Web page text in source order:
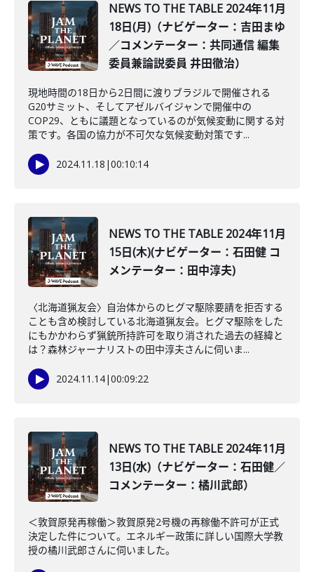
NEWS TO THE TABLE 2024年11月
18日(月)（ナビゲーター：吉田まゆ
／コメンテーター：共同通信 編集
委員兼論説委員 井田徹治）
現地時間の18日から2日間に渡りブラジルで開催される
G20サミット、そしてアゼルバイジャンで開催中の
COP29、ともに議題となっているのが気候変動に関する対
策です。各国の協力が不可欠な気候変動対策です...
2024.11.18 |00:10:14
NEWS TO THE TABLE 2024年11月
15日(木)(ナビゲーター：石田健 コ
メンテーター：田中淳夫)
〈北海道猟友会〉自治体からのヒグマ駆除要請を拒否する
ことも含め検討している北海道猟友会。ヒグマ駆除をした
にもかかわらず猟銃所持許可を取り消された過去の経緯と
は？森林ジャーナリストの田中淳夫さんに伺いま...
2024.11.14|00:09:22
NEWS TO THE TABLE 2024年11月
13日(水)（ナビゲーター：石田健／
コメンテーター：橘川武郎）
＜敦賀原発再稼働＞敦賀原発2号機の再稼働不許可が正式
決定した件について。エネルギー政策に詳しい国際大学教
授の橘川武郎さんに伺いました。